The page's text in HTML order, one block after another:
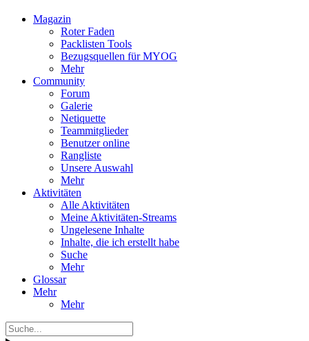
Magazin
Roter Faden
Packlisten Tools
Bezugsquellen für MYOG
Mehr
Community
Forum
Galerie
Netiquette
Teammitglieder
Benutzer online
Rangliste
Unsere Auswahl
Mehr
Aktivitäten
Alle Aktivitäten
Meine Aktivitäten-Streams
Ungelesene Inhalte
Inhalte, die ich erstellt habe
Suche
Mehr
Glossar
Mehr
Mehr